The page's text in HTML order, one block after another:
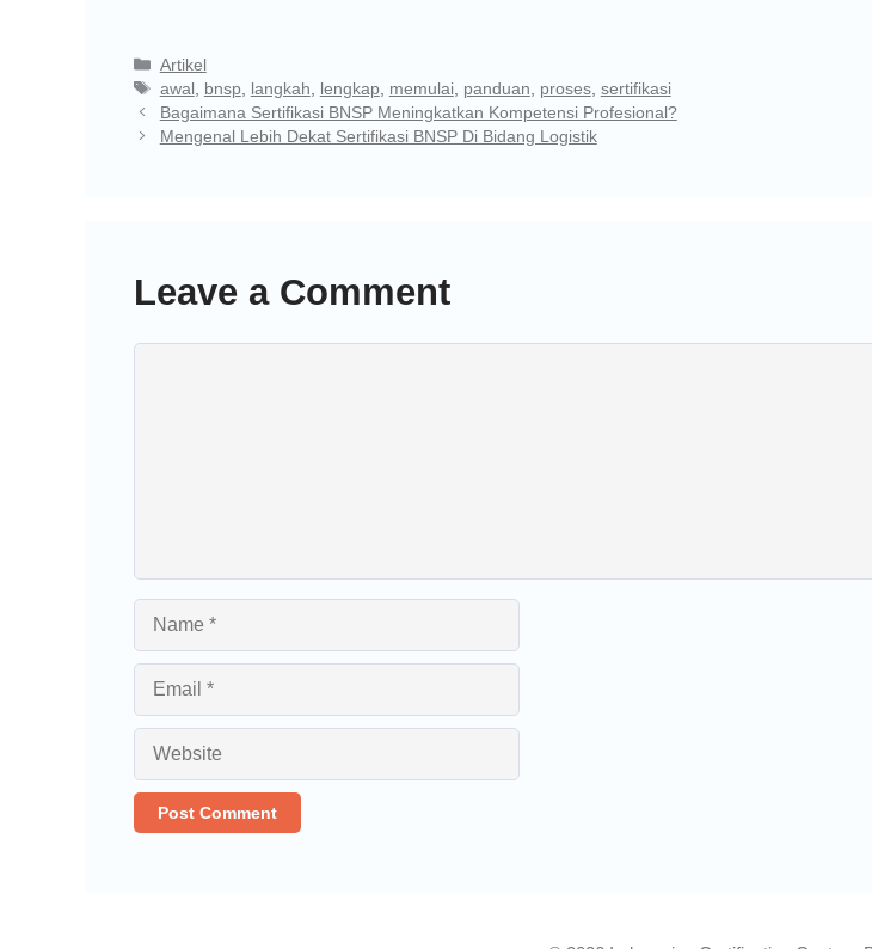
Artikel
awal, bnsp, langkah lengkap, memulai, panduan proses, sertifikasi
Bagaimana Sertifikasi BNSP Meningkatkan Kompetensi Profesional?
Mengenal Lebih Dekat Sertifikasi BNSP Di Bidang Logistik
Leave a Comment